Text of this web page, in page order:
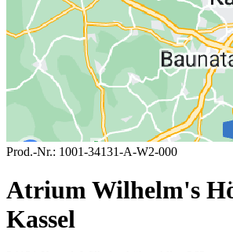
Prod.-Nr.: 1001-34131-A-W2-000
Atrium Wilhelm's
Kassel